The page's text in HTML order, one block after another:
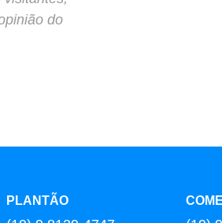
do
PLANTÃO